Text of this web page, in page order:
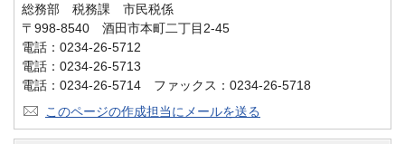
総務部 税務課 市民税係
〒998-8540 酒田市本町二丁目2-45
電話：0234-26-5712
電話：0234-26-5713
電話：0234-26-5714 ファックス：0234-26-5718
このページの作成担当にメールを送る